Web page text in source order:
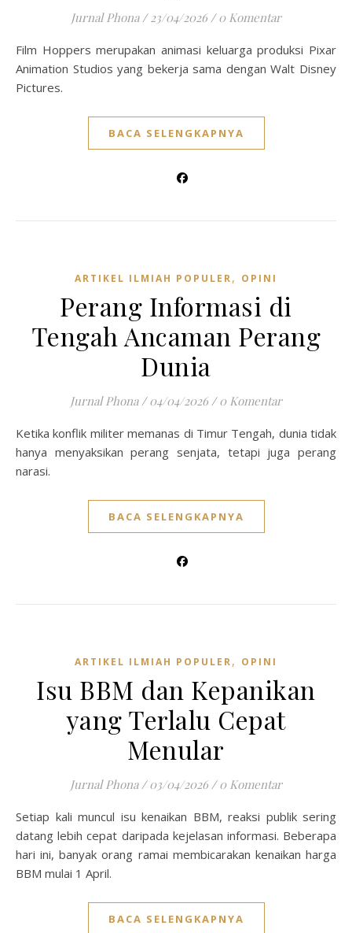
Jurnal Phona / 23/04/2026 / 0 Komentar
Film Hoppers merupakan animasi keluarga produksi Pixar
Animation Studios yang bekerja sama dengan Walt Disney
Pictures.
BACA SELENGKAPNYA
ARTIKEL ILMIAH POPULER, OPINI
Perang Informasi di
Tengah Ancaman Perang
Dunia
Jurnal Phona / 04/04/2026 / 0 Komentar
Ketika konflik militer memanas di Timur Tengah, dunia tidak
hanya menyaksikan perang senjata, tetapi juga perang
narasi.
BACA SELENGKAPNYA
ARTIKEL ILMIAH POPULER, OPINI
Isu BBM dan Kepanikan
yang Terlalu Cepat
Menular
Jurnal Phona / 03/04/2026 / 0 Komentar
Setiap kali muncul isu kenaikan BBM, reaksi publik sering
datang lebih cepat daripada kejelasan informasi. Beberapa
hari ini, banyak orang ramai membicarakan kenaikan harga
BBM mulai 1 April.
BACA SELENGKAPNYA